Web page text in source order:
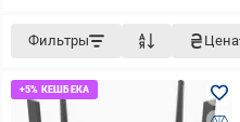
Фильтры Цена